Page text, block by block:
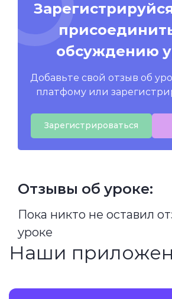
обсуждению
Добавьте свой отзыв об
платфому или
Зарегистрироваться
Отзывы об уроке:
Пока никто не оставил
уроке
Наши